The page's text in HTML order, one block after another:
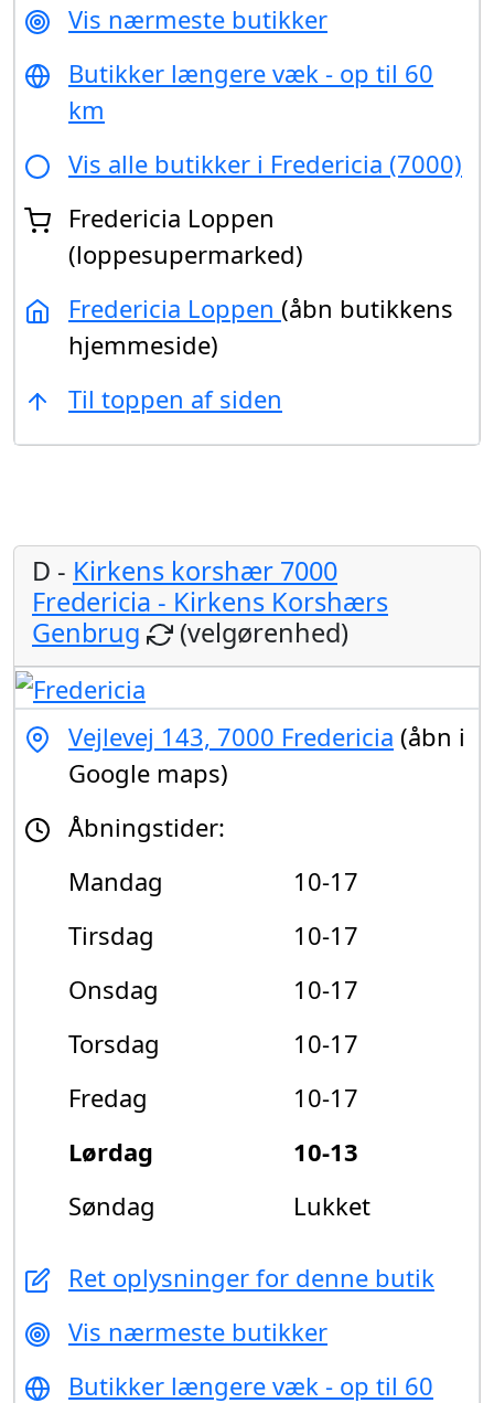
Vis nærmeste butikker
Butikker længere væk - op til 60
km
Vis alle butikker i Fredericia (7000)
Fredericia Loppen
(loppesupermarked)
Fredericia Loppen (åbn butikkens
hjemmeside)
Til toppen af siden
D - Kirkens korshær 7000
Fredericia - Kirkens Korshærs
Genbrug
(velgørenhed)
Vejlevej 143, 7000 Fredericia (åbn i
Google maps)
Åbningstider:
Mandag
10-17
Tirsdag
10-17
Onsdag
10-17
Torsdag
10-17
Fredag
10-17
Lørdag
10-13
Søndag
Lukket
Ret oplysninger for denne butik
Vis nærmeste butikker
Butikker længere væk - op til 60